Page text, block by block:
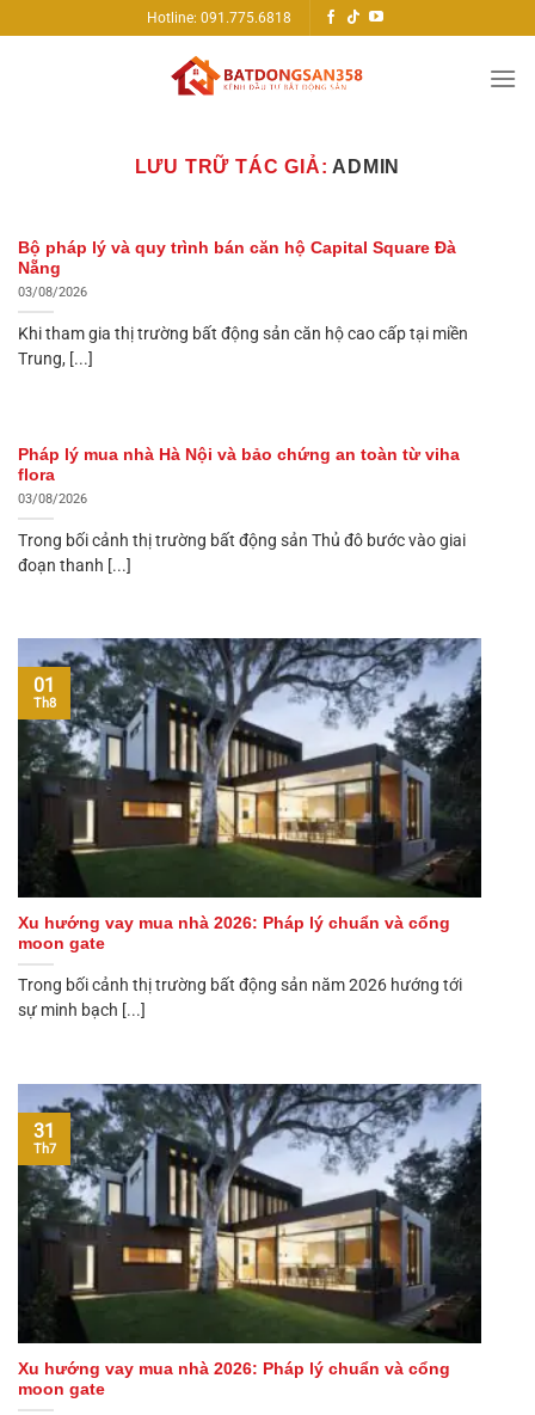
qua
Hotline: 091.775.6818
LƯU TRỮ TÁC GIẢ: ADMIN
Bộ pháp lý và quy trình bán căn hộ Capital Square Đà
Nẵng
03/08/2026
Khi tham gia thị trường bất động sản căn hộ cao cấp tại miền
Trung, [...]
Pháp lý mua nhà Hà Nội và bảo chứng an toàn từ viha
flora
03/08/2026
Trong bối cảnh thị trường bất động sản Thủ đô bước vào giai
đoạn thanh [...]
Xu hướng vay mua nhà 2026: Pháp lý chuẩn và cổng
moon gate
Trong bối cảnh thị trường bất động sản năm 2026 hướng tới
sự minh bạch [...]
01
Th8
Xu hướng vay mua nhà 2026: Pháp lý chuẩn và cổng
moon gate
31
Th7